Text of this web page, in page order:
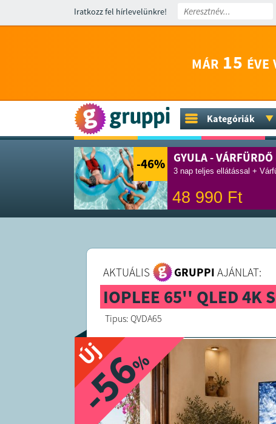
Iratkozz fel hírlevelünkre!
MÁR 15 ÉVE
Kategóriák
-46% GYULA -
3 nap teljes ellátással +
48 990 Ft
AKTUÁLIS GRUPPI AJÁNLAT:
IOPLEE 65'' QLED 4K
Tipus: QVDA65
Új
-56
%